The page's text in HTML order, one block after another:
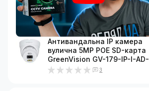
Антивандальна IP камера
вулична 5MP POE SD-карта
GreenVision GV-179-IP-I-AD-
DOS50-30 (Ultra AI)
3